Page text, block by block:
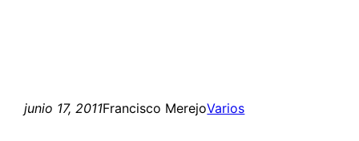
junio 17, 2011Francisco MerejoVarios